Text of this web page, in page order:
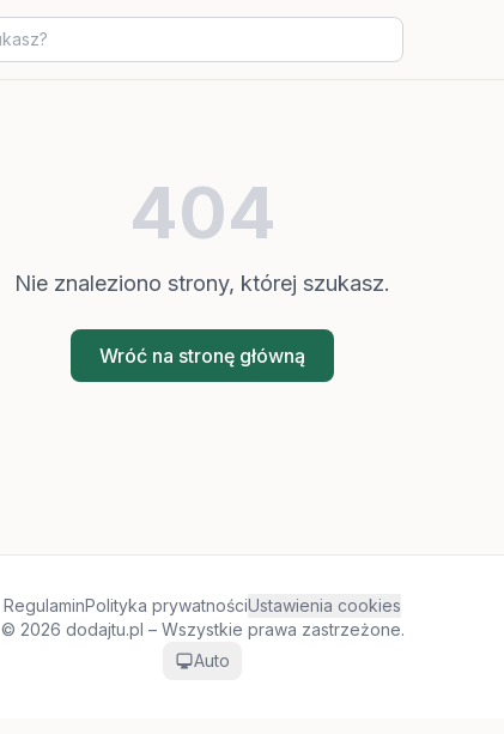
404
Nie znaleziono strony, której szukasz.
Wróć na stronę główną
RegulaminPolityka prywatnościUstawienia cookies
© 2026 dodajtu.pl – Wszystkie prawa zastrzeżone.
Auto